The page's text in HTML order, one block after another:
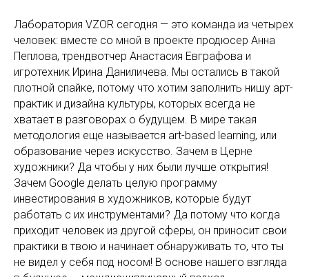
Лаборатория VZOR сегодня — это команда из четырех
человек: вместе со мной в проекте продюсер Анна
Пеплова, трендвотчер Анастасия Евграфова и
игротехник Ирина Даниличева. Мы остались в такой
плотной спайке, потому что хотим заполнить нишу арт-
практик и дизайна культуры, которых всегда не
хватает в разговорах о будущем. В мире такая
методология еще называется art-based learning, или
образование через искусство. Зачем в Церне
художники? Да чтобы у них были лучше открытия!
Зачем Google делать целую программу
инвестирования в художников, которые будут
работать с их инструментами? Да потому что когда
приходит человек из другой сферы, он приносит свои
практики в твою и начинает обнаруживать то, что ты
не видел у себя под носом! В основе нашего взгляда